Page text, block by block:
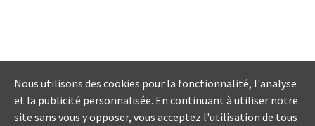
Nous utilisons des cookies pour la fonctionnalité, l'analyse
et la publicité personnalisée. En continuant à utiliser notre
site sans vous y opposer, vous acceptez l'utilisation de tous